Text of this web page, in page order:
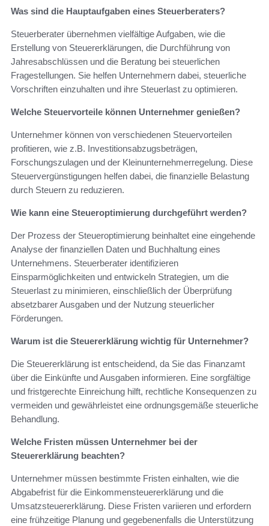
Was sind die Hauptaufgaben eines Steuerberaters?
Steuerberater übernehmen vielfältige Aufgaben, wie die
Erstellung von Steuererklärungen, die Durchführung von
Jahresabschlüssen und die Beratung bei steuerlichen
Fragestellungen. Sie helfen Unternehmern dabei, steuerliche
Vorschriften einzuhalten und ihre Steuerlast zu optimieren.
Welche Steuervorteile können Unternehmer genießen?
Unternehmer können von verschiedenen Steuervorteilen
profitieren, wie z.B. Investitionsabzugsbeträgen,
Forschungszulagen und der Kleinunternehmerregelung. Diese
Steuervergünstigungen helfen dabei, die finanzielle Belastung
durch Steuern zu reduzieren.
Wie kann eine Steueroptimierung durchgeführt werden?
Der Prozess der Steueroptimierung beinhaltet eine eingehende
Analyse der finanziellen Daten und Buchhaltung eines
Unternehmens. Steuerberater identifizieren
Einsparmöglichkeiten und entwickeln Strategien, um die
Steuerlast zu minimieren, einschließlich der Überprüfung
absetzbarer Ausgaben und der Nutzung steuerlicher
Förderungen.
Warum ist die Steuererklärung wichtig für Unternehmer?
Die Steuererklärung ist entscheidend, da Sie das Finanzamt
über die Einkünfte und Ausgaben informieren. Eine sorgfältige
und fristgerechte Einreichung hilft, rechtliche Konsequenzen zu
vermeiden und gewährleistet eine ordnungsgemäße steuerliche
Behandlung.
Welche Fristen müssen Unternehmer bei der
Steuererklärung beachten?
Unternehmer müssen bestimmte Fristen einhalten, wie die
Abgabefrist für die Einkommensteuererklärung und die
Umsatzsteuererklärung. Diese Fristen variieren und erfordern
eine frühzeitige Planung und gegebenenfalls die Unterstützung